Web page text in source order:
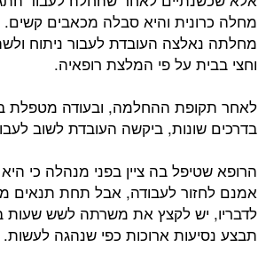
מחלה כרונית והיא סבלה מכאבים
מחלתה נאלצה העובדת לעבור ניתוח
וחצי בבית על פי המלצת רופאיה.
לאחר תקופת ההחלמה, ובעודה מטפלת
בדרכים שונות, ביקשה העובדת לשוב
הרופא שטיפל בה ציין בפני מנהלה כי
אמנם לחזור לעבודה, אבל תחת תנאים
לדבריו, יש לקצץ את משרתה לשש שעות
תבצע נסיעות ארוכות כפי שנהגה לעשות.